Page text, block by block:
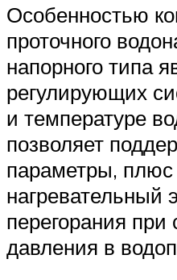
Особенностью
проточного
напорного типа
регулирующих
и температуре
позволяет
параметры,
нагревательный
перегорания при
давления в